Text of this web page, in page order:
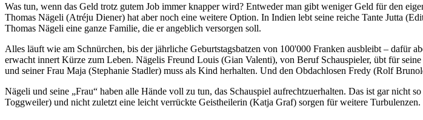
Was tun, wenn das Geld trotz gutem Job immer knapper wird? Entweder man gibt weniger Geld für den
Thomas Nägeli (Atréju Diener) hat aber noch eine weitere Option. In Indien lebt seine reiche Tante Jutta
Thomas Nägeli eine ganze Familie, die er angeblich versorgen soll.
Alles läuft wie am Schnürchen, bis der jährliche Geburtstagsbatzen von 100'000 Franken ausbleibt –
erwacht innert Kürze zum Leben. Nägelis Freund Louis (Gian Valenti), von Beruf Schauspieler, übt für
und seiner Frau Maja (Stephanie Stadler) muss als Kind herhalten. Und den Obdachlosen Fredy (Rolf
Nägeli und seine „Frau“ haben alle Hände voll zu tun, das Schauspiel aufrechtzuerhalten. Das ist gar
Toggweiler) und nicht zuletzt eine leicht verrückte Geistheilerin (Katja Graf) sorgen für weitere